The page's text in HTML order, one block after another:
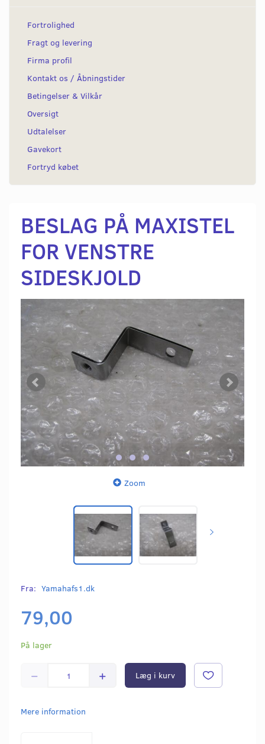
Fortrolighed
Fragt og levering
Firma profil
Kontakt os / Åbningstider
Betingelser & Vilkår
Oversigt
Udtalelser
Gavekort
Fortryd købet
BESLAG PÅ MAXISTEL
FOR VENSTRE
SIDESKJOLD
Zoom
Fra: Yamahafs1.dk
79,00
På lager
Læg i kurv
Mere information